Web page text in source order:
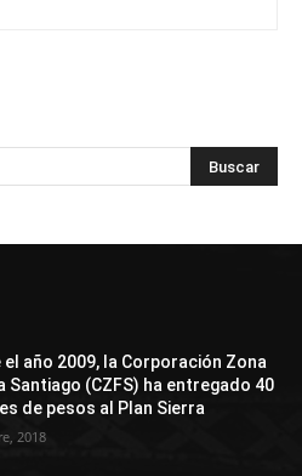
el año 2009, la Corporación Zona
Santiago (CZFS) ha entregado 40
de pesos al Plan Sierra
2018